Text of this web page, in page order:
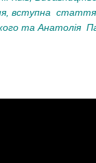
вступна
та Анатолія